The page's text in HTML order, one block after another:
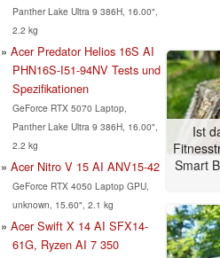
Panther Lake Ultra 9 386H, 16.00",
2.2 kg
Acer Predator Helios 16S AI
PHN16S-I51-94NV Tests und
Spezifikationen
GeForce RTX 5070 Laptop,
Panther Lake Ultra 9 386H, 16.00",
2.2 kg
Acer Nitro V 15 AI ANV15-42
GeForce RTX 4050 Laptop GPU,
unknown, 15.60", 2.1 kg
Acer Swift X 14 AI SFX14-
61G, Ryzen AI 7 350
Ist
Smart